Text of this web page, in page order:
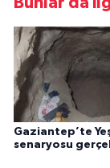
Gaziantep’te
senaryosu